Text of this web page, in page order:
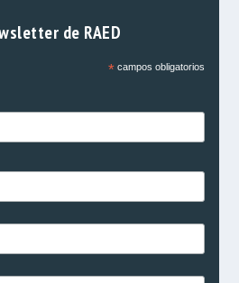
de RAED
*campos obligatorios